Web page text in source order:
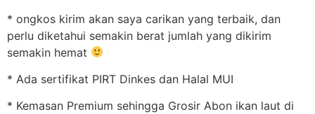
* ongkos kirim akan saya carikan yang terbaik, dan
perlu diketahui semakin berat jumlah yang dikirim
semakin hemat
* Ada sertifikat PIRT Dinkes dan Halal MUI
* Kemasan Premium sehingga Grosir Abon ikan laut di